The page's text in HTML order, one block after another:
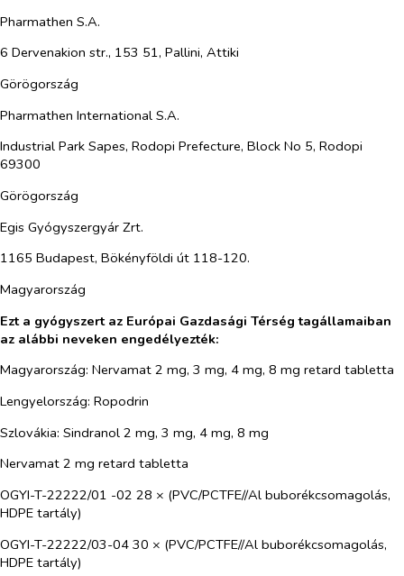
Pharmathen S.A.
6 Dervenakion str., 153 51, Pallini, Attiki
Görögország
Pharmathen International S.A.
Industrial Park Sapes, Rodopi Prefecture, Block No 5, Rodopi
69300
Görögország
Egis Gyógyszergyár Zrt.
1165 Budapest, Bökényföldi út 118-120.
Magyarország
Ezt a gyógyszert az Európai Gazdasági Térség tagállamaiban
az alábbi neveken engedélyezték:
Magyarország: Nervamat 2 mg, 3 mg, 4 mg, 8 mg retard tabletta
Lengyelország: Ropodrin
Szlovákia: Sindranol 2 mg, 3 mg, 4 mg, 8 mg
Nervamat 2 mg retard tabletta
OGYI-T-22222/01 -02 28 × (PVC/PCTFE//Al buborékcsomagolás,
HDPE tartály)
OGYI-T-22222/03-04 30 × (PVC/PCTFE//Al buborékcsomagolás,
HDPE tartály)